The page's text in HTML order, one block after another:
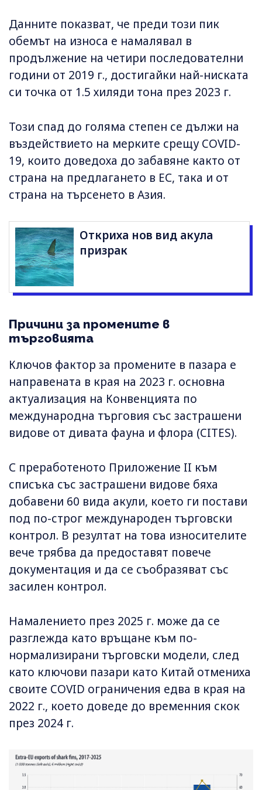
Данните показват, че преди този пик
обемът на износа е намалявал в
продължение на четири последователни
години от 2019 г., достигайки най-ниската
си точка от 1.5 хиляди тона през 2023 г.
Този спад до голяма степен се дължи на
въздействието на мерките срещу COVID-
19, които доведоха до забавяне както от
страна на предлагането в ЕС, така и от
страна на търсенето в Азия.
Откриха нов вид акула
призрак
Причини за промените в
търговията
Ключов фактор за промените в пазара е
направената в края на 2023 г. основна
актуализация на Конвенцията по
международна търговия със застрашени
видове от дивата фауна и флора (CITES).
С преработеното Приложение II към
списъка със застрашени видове бяха
добавени 60 вида акули, което ги постави
под по-строг международен търговски
контрол. В резултат на това износителите
вече трябва да предоставят повече
документация и да се съобразяват със
засилен контрол.
Намалението през 2025 г. може да се
разглежда като връщане към по-
нормализирани търговски модели, след
като ключови пазари като Китай отмениха
своите COVID ограничения едва в края на
2022 г., което доведе до временния скок
през 2024 г.